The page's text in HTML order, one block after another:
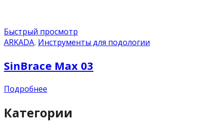
Быстрый просмотр
ARKADA, Инструменты для подологии
SinBrace Max 03
Подробнее
Категории